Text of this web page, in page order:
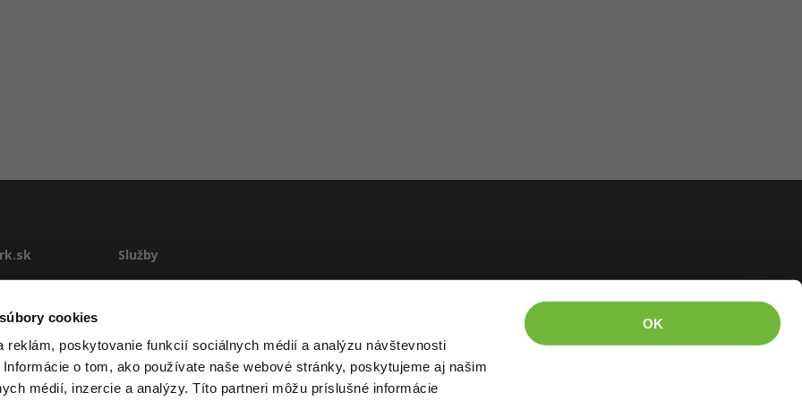
cookies
reklám, poskytovanie funkcií sociálnych médií a analýzu návštevnosti
o tom, ako používate naše webové stránky, poskytujeme aj našim
médií, inzercie a analýzy. Títo partneri môžu príslušné informácie
OK
podmienky
Služby
Školenia
Pre firmy